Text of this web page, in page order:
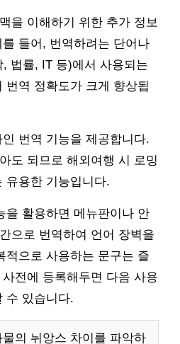
을 이해하기 위한 추가 정보
들어, 번역하려는 단어나
법률, IT 등)에서 사용되는
번역 정확도가 크게 향상됩
번역 기능을 제공합니다.
도 되므로 해외여행 시 로밍
유용한 기능입니다.
을 활용하면 메뉴판이나 안
으로 번역하여 언어 장벽을
적으로 사용하는 문구는 즐
전에 등록해두면 다음 사용
수 있습니다.
물의 뉘앙스 차이를 파악하